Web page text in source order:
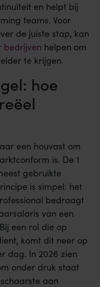
en helpt bij
teams. Voor
de juiste stap, kan
bedrijven helpen om
te krijgen.
hoe
een houvast om
is. De 1
gebruikte
is simpel: het
bedraagt
van een
een rol die op
komt dit neer op
dag. In 2026 zien
onder druk staat
aan